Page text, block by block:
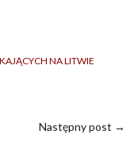
NA LITWIE
Następny post →